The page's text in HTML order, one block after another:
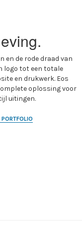
en de rode draad van
logo tot een totale
en drukwerk. Eos
oplossing voor
uitingen.